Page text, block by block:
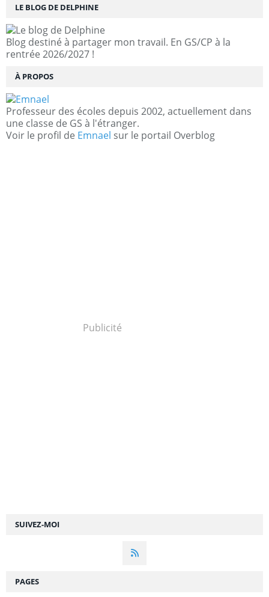
SUIVEZ-MOI
LE BLOG DE DELPHINE
Blog destiné à partager mon travail. En GS/CP à la
rentrée 2026/2027 !
À PROPOS
Professeur des écoles depuis 2002, actuellement dans
une classe de GS à l'étranger.
Voir le profil de Emnael sur le portail Overblog
Publicité
PAGES